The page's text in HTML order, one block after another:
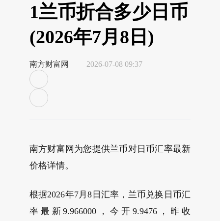
1兰币折合多少日币
(2026年7月8日)
南方财富网 2026-07-08 09:37
南方财富网为您提供兰币对日币汇率最新
价格详情。
根据2026年7月8日汇率，兰币兑换日币汇
率最新9.966000，今开9.9476，昨收